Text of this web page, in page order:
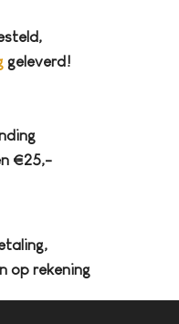
geleverd!
€25,-
op rekening